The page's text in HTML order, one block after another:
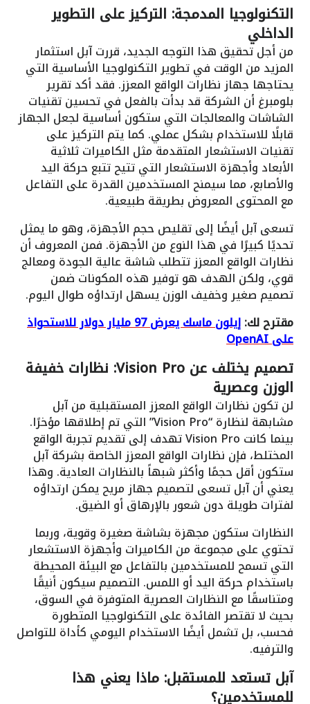
التكنولوجيا المدمجة: التركيز على التطوير
الداخلي
من أجل تحقيق هذا التوجه الجديد، قررت آبل استثمار
المزيد من الوقت في تطوير التكنولوجيا الأساسية التي
يحتاجها جهاز نظارات الواقع المعزز. فقد أكد تقرير
بلومبرغ أن الشركة قد بدأت بالفعل في تحسين تقنيات
الشاشات والمعالجات التي ستكون أساسية لجعل الجهاز
قابلًا للاستخدام بشكل عملي. كما يتم التركيز على
تقنيات الاستشعار المتقدمة مثل الكاميرات ثلاثية
الأبعاد وأجهزة الاستشعار التي تتيح تتبع حركة اليد
والأصابع، مما سيمنح المستخدمين القدرة على التفاعل
مع المحتوى المعروض بطريقة طبيعية.
تسعى آبل أيضًا إلى تقليص حجم الأجهزة، وهو ما يمثل
تحديًا كبيرًا في هذا النوع من الأجهزة. فمن المعروف أن
نظارات الواقع المعزز تتطلب شاشة عالية الجودة ومعالج
قوي، ولكن الهدف هو توفير هذه المكونات ضمن
تصميم صغير وخفيف الوزن يسهل ارتداؤه طوال اليوم.
مقترح لك:
إيلون ماسك يعرض 97 مليار دولار للاستحواذ
على OpenAI
تصميم يختلف عن Vision Pro: نظارات خفيفة
الوزن وعصرية
لن تكون نظارات الواقع المعزز المستقبلية من آبل
مشابهة لنظارة “Vision Pro” التي تم إطلاقها مؤخرًا.
بينما كانت Vision Pro تهدف إلى تقديم تجربة الواقع
المختلط، فإن نظارات الواقع المعزز الخاصة بشركة آبل
ستكون أقل حجمًا وأكثر شبهاً بالنظارات العادية. وهذا
يعني أن آبل تسعى لتصميم جهاز مريح يمكن ارتداؤه
لفترات طويلة دون شعور بالإرهاق أو الضيق.
النظارات ستكون مجهزة بشاشة صغيرة وقوية، وربما
تحتوي على مجموعة من الكاميرات وأجهزة الاستشعار
التي تسمح للمستخدمين بالتفاعل مع البيئة المحيطة
باستخدام حركة اليد أو اللمس. التصميم سيكون أنيقًا
ومتناسقًا مع النظارات العصرية المتوفرة في السوق،
بحيث لا تقتصر الفائدة على التكنولوجيا المتطورة
فحسب، بل تشمل أيضًا الاستخدام اليومي كأداة للتواصل
والترفيه.
آبل تستعد للمستقبل: ماذا يعني هذا
للمستخدمين؟